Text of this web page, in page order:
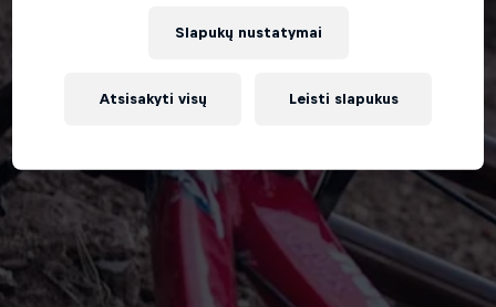
Slapukų nustatymai
Atsisakyti visų Leisti slapukus